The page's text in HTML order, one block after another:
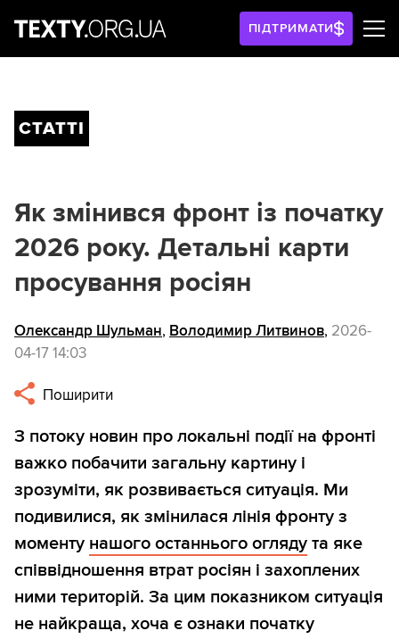
ПІДТРИМАТИ
СТАТТІ
Як змінився фронт із початку
2026 року. Детальні карти
просування росіян
Олександр Шульман, Володимир Литвинов, 2026-
04-17 14:03
Поширити
З потоку новин про локальні події на фронті
важко побачити загальну картину і
зрозуміти, як розвивається ситуація. Ми
подивилися, як змінилася лінія фронту з
моменту нашого останнього огляду та яке
співвідношення втрат росіян і захоплених
ними територій. За цим показником ситуація
не найкраща, хоча є ознаки початку